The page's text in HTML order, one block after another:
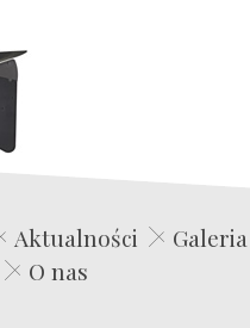
Edwin Film Agencja Aktorska
Aktualności
Galeria
O nas